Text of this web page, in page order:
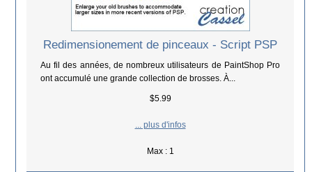
Redimensionement de pinceaux - Script PSP
Au fil des années, de nombreux utilisateurs de PaintShop Pro
ont accumulé une grande collection de brosses. À...
$5.99
... plus d'infos
Max : 1